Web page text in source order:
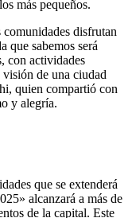
más pequeños.
comunidades disfrutan
que sabemos será
con actividades
visión de una ciudad
quien compartió con
y alegría.
que se extenderá
alcanzará a más de
de la capital. Este